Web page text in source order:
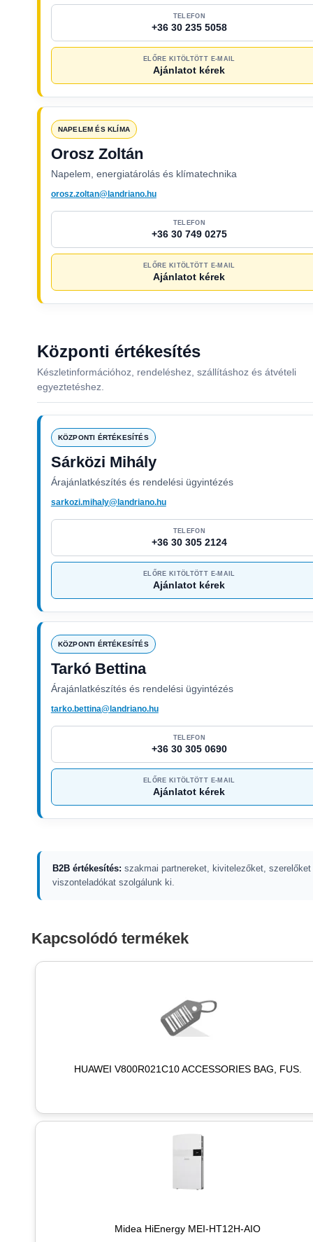
TELEFON
+36 30 235 5058
ELŐRE KITÖLTÖTT E-MAIL
Ajánlatot kérek
NAPELEM ÉS KLÍMA
Orosz Zoltán
Napelem, energiatárolás és klímatechnika
orosz.zoltan@landriano.hu
TELEFON
+36 30 749 0275
ELŐRE KITÖLTÖTT E-MAIL
Ajánlatot kérek
Központi értékesítés
Készletinformációhoz, rendeléshez, szállításhoz és átvételi
egyeztetéshez.
KÖZPONTI ÉRTÉKESÍTÉS
Sárközi Mihály
Árajánlatkészítés és rendelési ügyintézés
sarkozi.mihaly@landriano.hu
TELEFON
+36 30 305 2124
ELŐRE KITÖLTÖTT E-MAIL
Ajánlatot kérek
KÖZPONTI ÉRTÉKESÍTÉS
Tarkó Bettina
Árajánlatkészítés és rendelési ügyintézés
tarko.bettina@landriano.hu
TELEFON
+36 30 305 0690
ELŐRE KITÖLTÖTT E-MAIL
Ajánlatot kérek
B2B értékesítés: szakmai partnereket, kivitelezőket, szerelőket
viszonteladókat szolgálunk ki.
Kapcsolódó termékek
HUAWEI V800R021C10 ACCESSORIES BAG, FUS.
Midea HiEnergy MEI-HT12H-AIO